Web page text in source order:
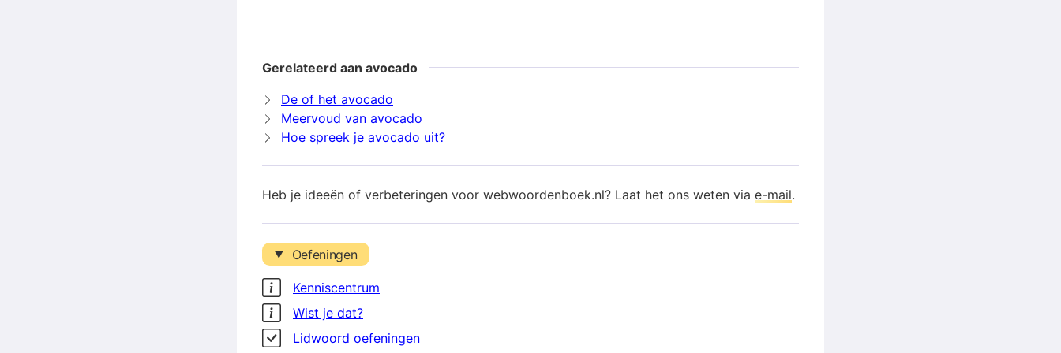
Gerelateerd aan avocado
De of het avocado
Meervoud van avocado
Hoe spreek je avocado uit?
Heb je ideeën of verbeteringen voor webwoordenboek.nl? Laat het ons weten via e-mail.
Oefeningen
Kenniscentrum
Wist je dat?
Lidwoord oefeningen